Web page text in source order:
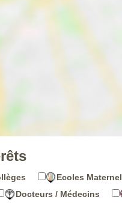
Ecoles
Docteurs / Médecins